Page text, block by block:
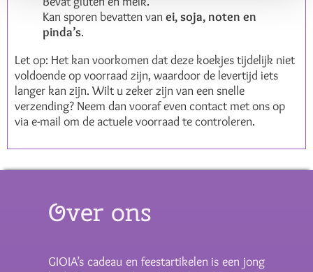
Kan sporen bevatten vanei, soja, noten en
pinda’s.
Let op: Het kan voorkomen dat deze koekjes tijdelijk niet
voldoende op voorraad zijn, waardoor de levertijd iets
langer kan zijn. Wilt u zeker zijn van een snelle
verzending? Neem dan vooraf even contact met ons op
via e-mail om de actuele voorraad te controleren.
Over ons
GIOIA’s cadeau en feestartikelen is een jong